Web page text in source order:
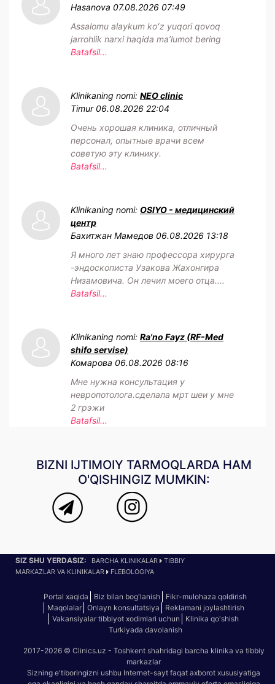
Hasanova 07.08.2026 07:49
Assalomu alaykum koʻz yuqori qovoq
jarrohlik narxi haqida maʼlumot bering
Batafsil...
Klinikaning nomi: NEO clinic
Timur 06.08.2026 22:04
Очень хорошая клиника, отличный
персонал, опытные врачи всем
советую эту клинику.
Batafsil...
Klinikaning nomi: OSIYO - медицинский
центр
Бахитжан Мамедов 06.08.2026 13:18
Я много лет знаю профессора хирурга
-эндоскописта Узакова Жахонгира
Низамовича. Он лечил моего отца....
Batafsil...
Klinikaning nomi: Ra'no Fayz (RF-Med
shifo servise)
Комарова 06.08.2026 08:16
Мне нужна консультация у
невропотолога.сделала мрт шеи у мне
2 грэжи
Batafsil...
BIZNI IJTIMOIY TARMOQLARDA HAM
O'QISHINGIZ MUMKIN:
SIZ SHU YERDASIZ: BARCHA KLINIKALAR
TIBBIY
MARKAZLAR VA KLINIKALAR
FLEBOLOGIYA
Portal xaqida Biz bilan bog'lanish
Fikr-mulohaza qoldirish
Maqolalar
Onlayn konsultatsiya
Reklamani joylashtirish
Vakansiyalar tibbiyot xodimlari uchun
Klinika qo'shish
Turkiyada davolanish
2017-2026 © Clinics.uz - Toshkent shahridagi barcha klinika va tibbiy
markazlar
Sizning e'tiboringizni ushbu Internet-sayt faqat axborot xususiyatiga